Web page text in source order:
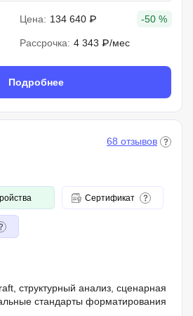
Цена: 134 640 ₽ -50 %
Рассрочка: 4 343 ₽/мес
Подробнее
68 отзывов
Сертификат
структурный анализ, сценарная
стандарты форматирования